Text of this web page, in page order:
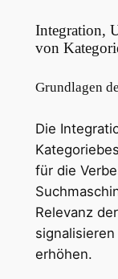
Integration,
von
Grundlagen
Die
für die
Relevanz
erhöhen.